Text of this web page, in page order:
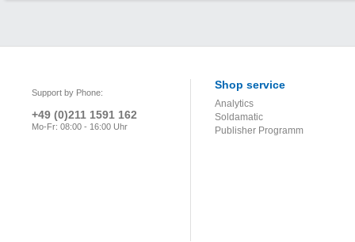
Kunststoffbauteilen
Support by Phone:
+49 (0)211 1591 162
Mo-Fr: 08:00 - 16:00 Uhr
Shop service
Analytics
Soldamatic
Publisher Programm